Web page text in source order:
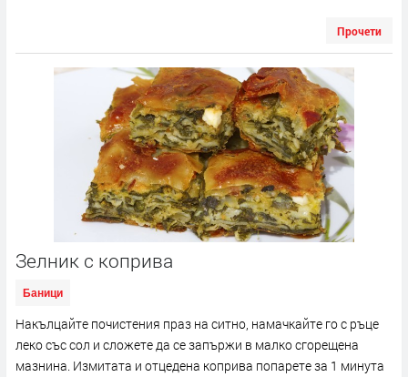
Прочети
Зелник с коприва
Баници
Накълцайте почистения праз на ситно, намачкайте го с ръце
леко със сол и сложете да се запържи в малко сгорещена
мазнина. Измитата и отцедена коприва попарете за 1 минута